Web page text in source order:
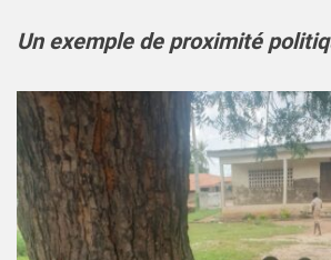
Un exemple de proximité